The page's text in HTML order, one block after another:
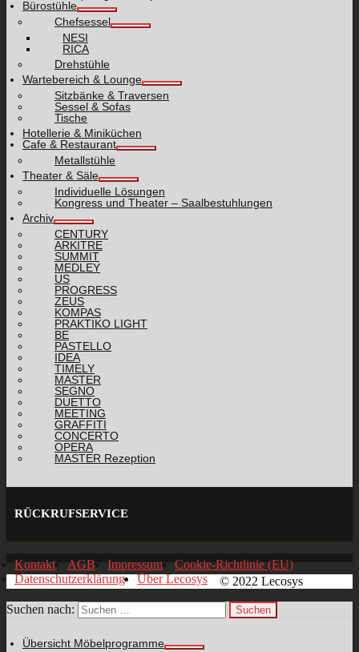
Bürostühle
Chefsessel
NESI
RICA
Drehstühle
Wartebereich & Lounge
Sitzbänke & Traversen
Sessel & Sofas
Tische
Hotellerie & Miniküchen
Cafe & Restaurant
Metallstühle
Theater & Säle
Individuelle Lösungen
Kongress und Theater – Saalbestuhlungen
Archiv
CENTURY
ARKITRE
SUMMIT
MEDLEY
US
PROGRESS
ZEUS
KOMPAS
PRAKTIKO LIGHT
BE
PASTELLO
IDEA
TIMELY
MASTER
SEGNO
DUETTO
MEETING
GRAFFITI
CONCERTO
OPERA
MASTER Rezeption
RÜCKRUFSERVICE
Kontakt AGB Impressum
Cookie-Richtlinie (EU)
Datenschutzerklärung
Über Lecosys © 2022 Lecosys
Suchen nach:
Übersicht Möbelprogramme